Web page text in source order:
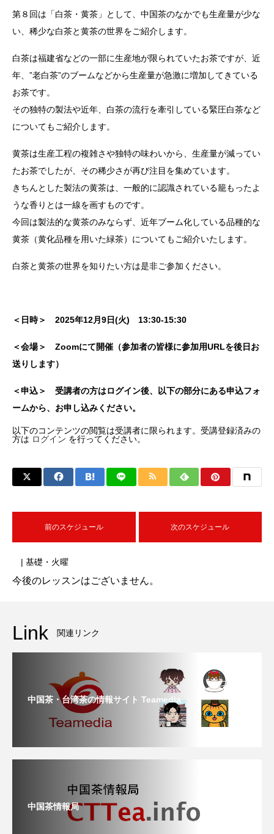
第８回は「白茶・黄茶」として、中国茶のなかでも生産量が少な
い、稀少な白茶と黄茶の世界をご紹介します。
白茶は福建省などの一部に生産地が限られていたお茶ですが、近
年、”老白茶”のブームなどから生産量が急激に増加してきている
お茶です。
その独特の製法や近年、白茶の流行を牽引している緊圧白茶など
についてもご紹介します。
黄茶は生産工程の複雑さや独特の味わいから、生産量が減ってい
たお茶でしたが、その稀少さが再び注目を集めています。
きちんとした製法の黄茶は、一般的に認識されている籠もったよ
うな香りとは一線を画すものです。
今回は製法的な黄茶のみならず、近年ブーム化している品種的な
黄茶（黄化品種を用いた緑茶）についてもご紹介いたします。
白茶と黄茶の世界を知りたい方は是非ご参加ください。
＜日時＞ 2025年12月9日(火) 13:30-15:30
＜会場＞ Zoomにて開催（参加者の皆様に参加用URLを後日お
送りします）
＜申込＞ 受講者の方はログイン後、以下の部分にある申込フォ
ームから、お申し込みください。
以下のコンテンツの閲覧は受講者に限られます。受講登録済みの
方は ログイン を行ってください。
前のスケジュール 次のスケジュール
| 基礎・火曜
今後のレッスンはございません。
Link 関連リンク
中国茶・台湾茶の情報サイト Teamedia
中国茶情報局